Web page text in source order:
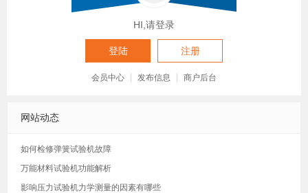
HI,请登录
登陆 注册
会员中心 发布信息 商户后台
网站动态
如何检修弹簧试验机故障
万能材料试验机功能解析
影响压力试验机力学测量的因素有哪些